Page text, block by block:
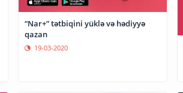
“Nar+” tətbiqini yüklə və hədiyyə
qazan
19-03-2020